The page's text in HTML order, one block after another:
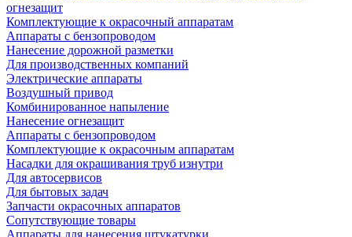
огнезащит
Комплектующие к окрасочный аппаратам
Аппараты с бензопроводом
Нанесение дорожной разметки
Для производственных компаний
Электрические аппараты
Воздушный привод
Комбинированное напыление
Нанесение огнезащит
Аппараты с бензопроводом
Комплектующие к окрасочным аппаратам
Насадки для окрашивания труб изнутри
Для автосервисов
Для бытовых задач
Запчасти окрасочных аппаратов
Сопутствующие товары
Аппараты для нанесения штукатурки